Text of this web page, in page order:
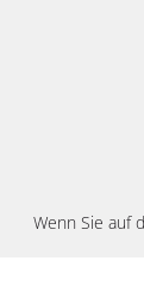
Wenn Sie auf